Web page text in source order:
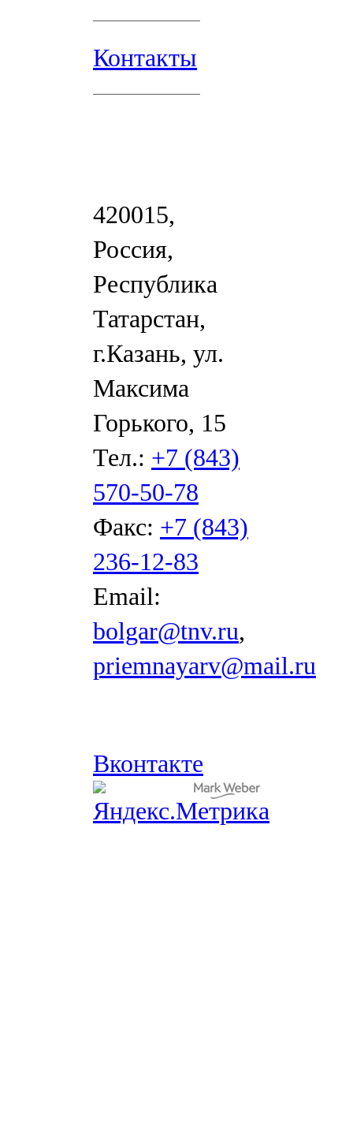
Контакты
420015,
Россия,
Республика
Татарстан,
г.Казань, ул.
Максима
Горького, 15
Тел.: +7 (843)
570-50-78
Факс: +7 (843)
236-12-83
Email:
bolgar@tnv.ru,
priemnayarv@mail.ru
Вконтакте